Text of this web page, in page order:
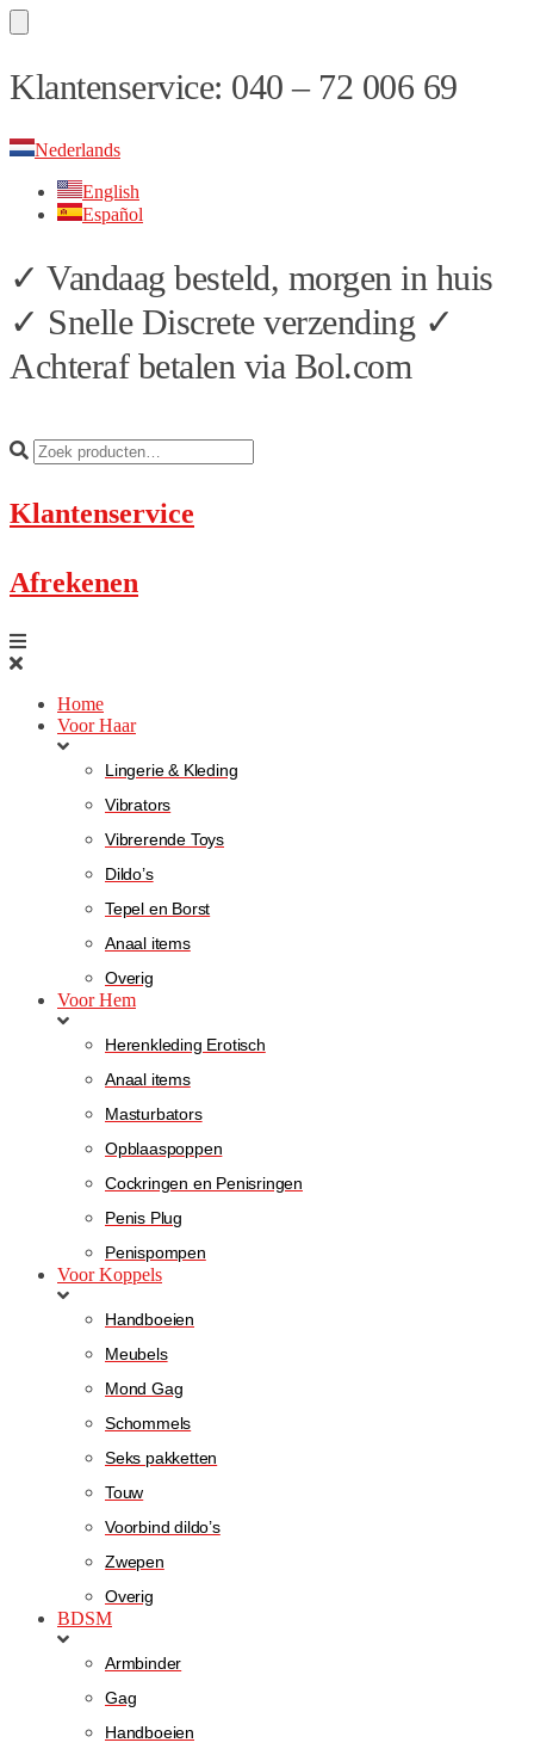
Skip
to
Skip
to
Klantenservice: 040 – 72 006 69
Nederlands
English
Español
✓ Vandaag besteld, morgen in huis
✓ Snelle Discrete verzending ✓
Achteraf betalen via Bol.com
Klantenservice
Afrekenen
Home
Voor Haar
Lingerie & Kleding
Vibrators
Vibrerende Toys
Dildo’s
Tepel en Borst
Anaal items
Overig
Voor Hem
Herenkleding Erotisch
Anaal items
Masturbators
Opblaaspoppen
Cockringen en Penisringen
Penis Plug
Penispompen
Voor Koppels
Handboeien
Meubels
Mond Gag
Schommels
Seks pakketten
Touw
Voorbind dildo’s
Zwepen
Overig
BDSM
Armbinder
Gag
Handboeien